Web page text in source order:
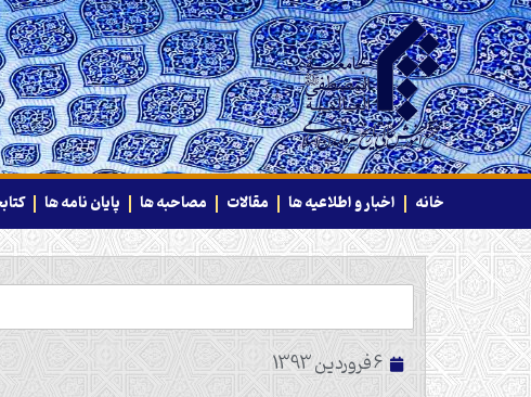
خانه اخبار و اطلاعیه ها مقالات مصاحبه ها پایان نامه ها
6 فروردین 1393